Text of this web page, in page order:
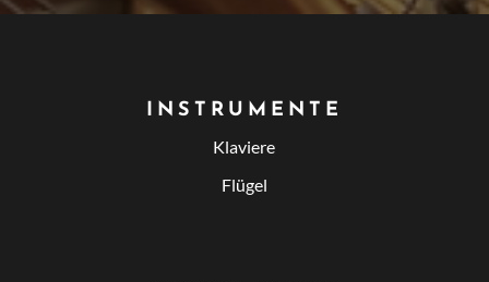
INSTRUMENTE
Klaviere
Flügel